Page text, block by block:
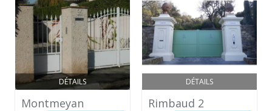
DÉTAILS
Montmeyan
DÉTAILS
Rimbaud 2